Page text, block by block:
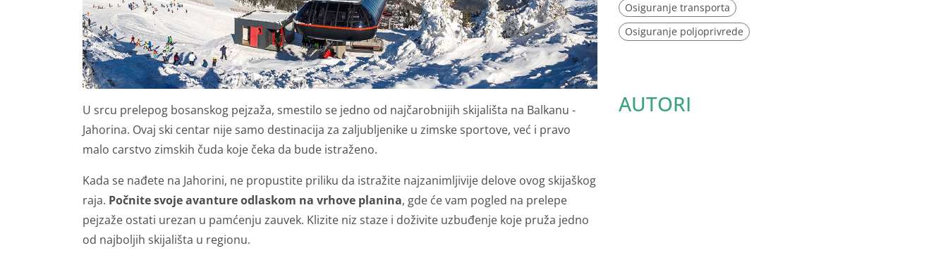
U srcu prelepog bosanskog pejzaža, smestilo se jedno od najčarobnijih skijališta na Balkanu -
Jahorina. Ovaj ski centar nije samo destinacija za zaljubljenike u zimske sportove, već i pravo
malo carstvo zimskih čuda koje čeka da bude istraženo.
Kada se nađete na Jahorini, ne propustite priliku da istražite najzanimljivije delove ovog skijaškog
raja. Počnite svoje avanture odlaskom na vrhove planina, gde će vam pogled na prelepe
pejzaže ostati urezan u pamćenju zauvek. Klizite niz staze i doživite uzbuđenje koje pruža jedno
od najboljih skijališta u regionu.
Osiguranje transporta
Osiguranje poljoprivrede
AUTORI